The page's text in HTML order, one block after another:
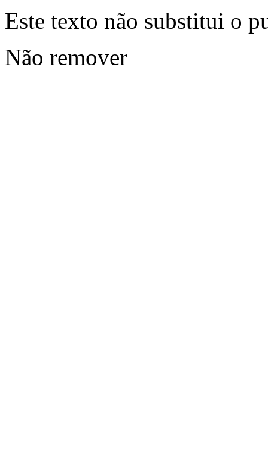
Este texto não substitui o
Não remover